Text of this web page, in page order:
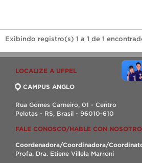
Exibindo registro(s) 1 a 1 de 1
LOCALIZE A UFPEL
CAMPUS ANGLO
Rua Gomes Carneiro, 01 - Centro
Pelotas - RS, Brasil - 96010-610
FALE CONOSCO/HABLE CON
Coordenadora/Coordinadora/
Profa. Dra. Etiene Villela Marroni